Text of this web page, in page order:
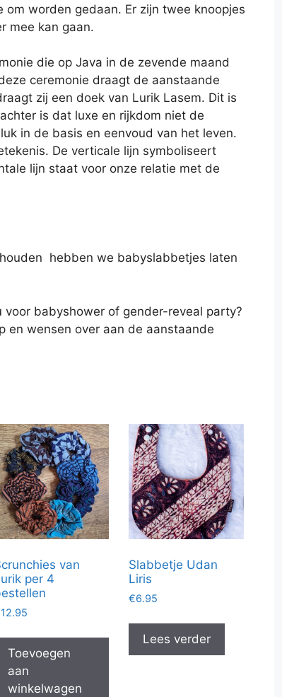
worden gedaan. Er zijn twee knoopjes
mee kan gaan.
die op Java in de zevende maand
ceremonie draagt de aanstaande
​​zij een doek van Lurik Lasem. Dit is
is dat luxe en rijkdom niet de
in de basis en eenvoud van het leven.
De verticale lijn symboliseert
lijn staat voor onze relatie met de
hebben we babyslabbetjes laten
voor babyshower of gender-reveal party?
en wensen over aan de aanstaande
van
per 4
12.95
Toevoegen
aan
winkelwagen
Slabbetje Udan
Liris
€6.95
Lees verder